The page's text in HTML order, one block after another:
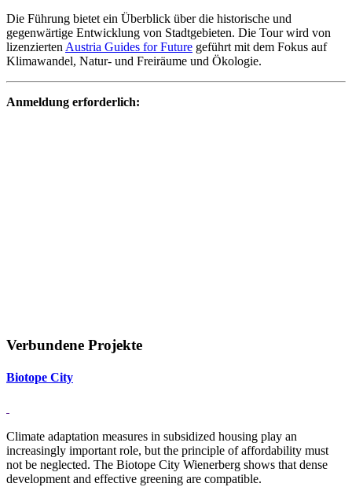
Die Führung bietet ein Überblick über die historische und
gegenwärtige Entwicklung von Stadtgebieten. Die Tour wird von
lizenzierten Austria Guides for Future geführt mit dem Fokus auf
Klimawandel, Natur- und Freiräume und Ökologie.
Anmeldung erforderlich:
Verbundene Projekte
Bi­o­tope City
Climate adaptation measures in subsidized housing play an
increasingly important role, but the principle of affordability must
not be neglected. The Biotope City Wienerberg shows that dense
development and effective greening are compatible.